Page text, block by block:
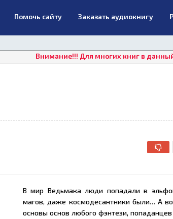
Помочь сайту Заказать аудиокнигу
Внимание!!! Для многих книг в данный момент
В мир Ведьмака люди попадали в
магов, даже космодесантники были… А
основы основ любого фэнтези,